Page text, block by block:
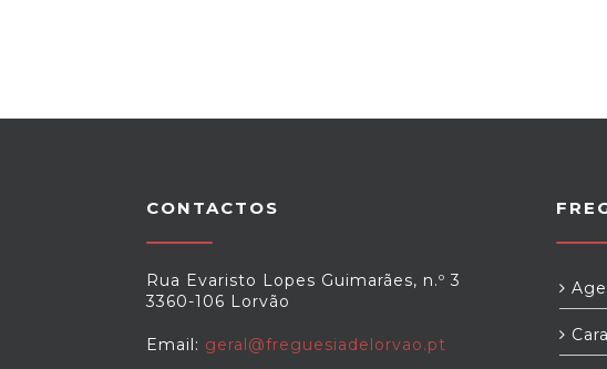
CONTACTOS
Rua Evaristo Lopes Guimarães, n.º 3
3360-106 Lorvão
Email: geral@freguesiadelorvao.pt